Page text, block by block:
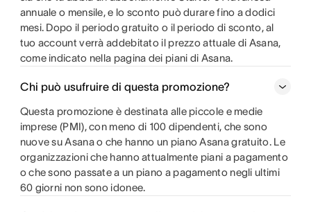
annuale o mensile, e lo sconto può durare fino a dodici
mesi. Dopo il periodo gratuito o il periodo di sconto, al
tuo account verrà addebitato il prezzo attuale di Asana,
come indicato nella pagina dei piani di Asana.
Chi può usufruire di questa promozione?
Questa promozione è destinata alle piccole e medie
imprese (PMI), con meno di 100 dipendenti, che sono
nuove su Asana o che hanno un piano Asana gratuito. Le
organizzazioni che hanno attualmente piani a pagamento
o che sono passate a un piano a pagamento negli ultimi
60 giorni non sono idonee.